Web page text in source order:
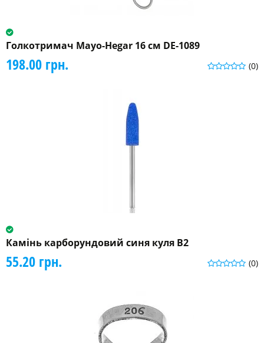
Голкотримач Mayo-Hegar 16 см DE-1089
(0)
198.00 грн.
Камінь карборундовий синя куля B2
(0)
55.20 грн.